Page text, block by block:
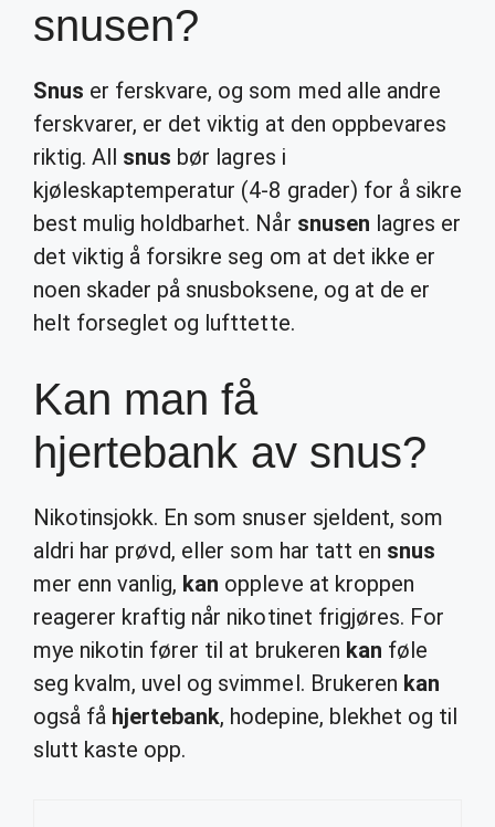
snusen?
Snus er ferskvare, og som med alle andre
ferskvarer, er det viktig at den oppbevares
riktig. All snus bør lagres i
kjøleskaptemperatur (4-8 grader) for å sikre
best mulig holdbarhet. Når snusen lagres er
det viktig å forsikre seg om at det ikke er
noen skader på snusboksene, og at de er
helt forseglet og lufttette.
Kan man få
hjertebank av snus?
Nikotinsjokk. En som snuser sjeldent, som
aldri har prøvd, eller som har tatt en snus
mer enn vanlig, kan oppleve at kroppen
reagerer kraftig når nikotinet frigjøres. For
mye nikotin fører til at brukeren kan føle
seg kvalm, uvel og svimmel. Brukeren kan
også få hjertebank, hodepine, blekhet og til
slutt kaste opp.